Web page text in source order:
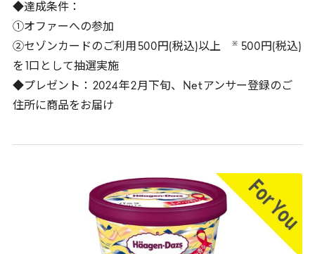
◆達成条件：
①オファーへの参加
②セゾンカードのご利用 500円(税込)以上 ※ 500円(税込)
を 1口として抽選実施
◆プレゼント： 2024年2月下旬、 Net アンサー登録のご
住所に商品をお届け